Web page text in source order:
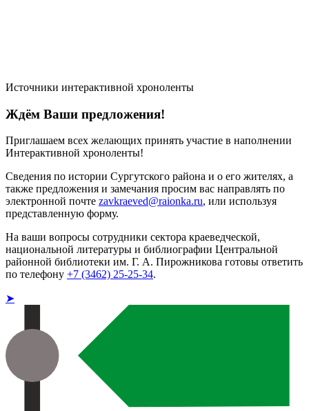
Источники интерактивной хроноленты
Ждём Ваши предложения!
Приглашаем всех желающих принять участие в наполнении
Интерактивной хроноленты!
Сведения по истории Сургутского района и о его жителях, а
также предложения и замечания просим вас направлять по
электронной почте zavkraeved@raionka.ru, или используя
представленную форму.
На ваши вопросы сотрудники сектора краеведческой,
национальной литературы и библиографии Центральной
районной библиотеки им. Г. А. Пирожникова готовы ответить
по телефону +7 (3462) 25-25-34.
➤